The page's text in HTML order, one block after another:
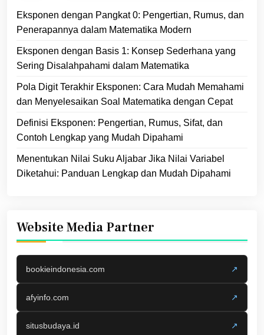
Eksponen dengan Pangkat 0: Pengertian, Rumus, dan
Penerapannya dalam Matematika Modern
Eksponen dengan Basis 1: Konsep Sederhana yang
Sering Disalahpahami dalam Matematika
Pola Digit Terakhir Eksponen: Cara Mudah Memahami
dan Menyelesaikan Soal Matematika dengan Cepat
Definisi Eksponen: Pengertian, Rumus, Sifat, dan
Contoh Lengkap yang Mudah Dipahami
Menentukan Nilai Suku Aljabar Jika Nilai Variabel
Diketahui: Panduan Lengkap dan Mudah Dipahami
Website Media Partner
bookieindonesia.com ↗
afyinfo.com ↗
situsbudaya.id ↗